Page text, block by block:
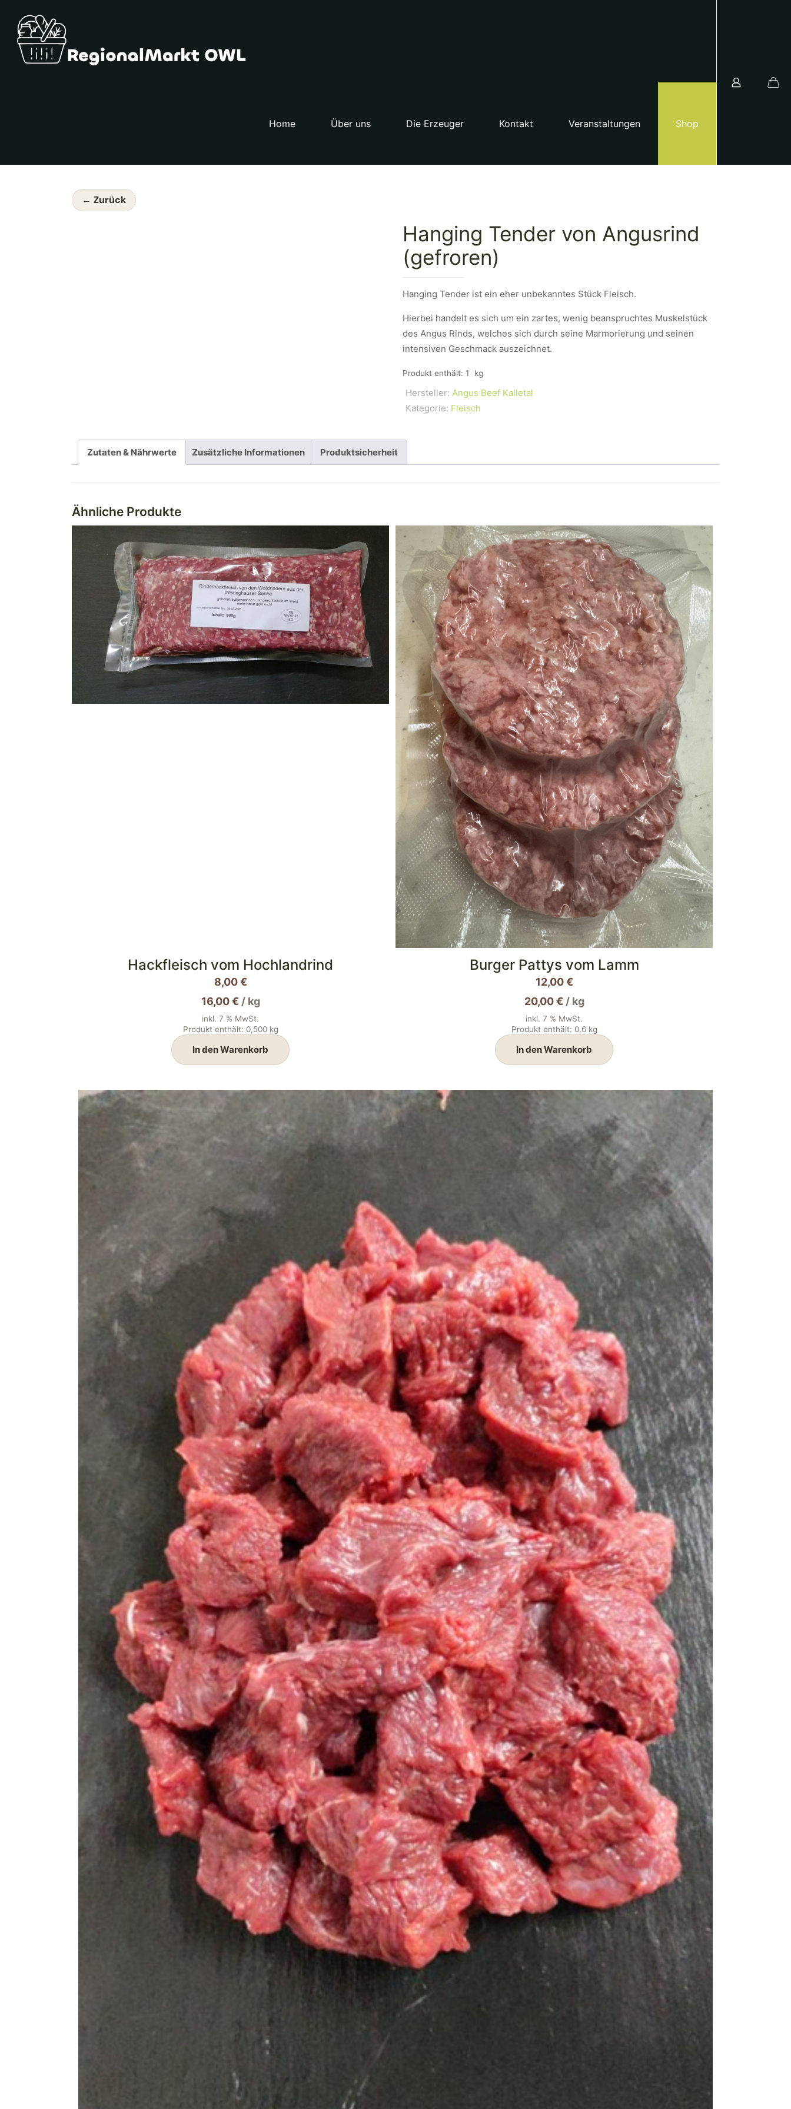
Home Über uns Die Erzeuger Kontakt Veranstaltungen Shop
← Zurück
Hanging Tender von Angusrind
(gefroren)
Hanging Tender ist ein eher unbekanntes Stück Fleisch.
Hierbei handelt es sich um ein zartes, wenig beanspruchtes Muskelstück
des Angus Rinds, welches sich durch seine Marmorierung und seinen
intensiven Geschmack auszeichnet.
Produkt enthält: 1 kg
Hersteller: Angus Beef Kalletal
Kategorie: Fleisch
Zutaten & Nährwerte Zusätzliche Informationen Produktsicherheit
Ähnliche Produkte
Hackfleisch vom Hochlandrind
8,00€
16,00€ / kg
inkl. 7 % MwSt.
Produkt enthält: 0,500 kg
In den Warenkorb
Burger Pattys vom Lamm
12,00€
20,00€ / kg
inkl. 7 % MwSt.
Produkt enthält: 0,6 kg
In den Warenkorb